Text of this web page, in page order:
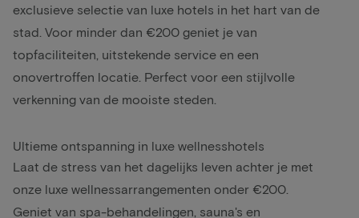
exclusieve selectie van luxe hotels in het hart van de
stad. Voor minder dan €200 geniet je van
topfaciliteiten, uitstekende service en een
onovertroffen locatie. Perfect voor een stijlvolle
verkenning van de mooiste steden.
Ultieme ontspanning in luxe wellnesshotels
Laat de stress van het dagelijks leven achter je met
onze luxe wellnessarrangementen onder €200.
Geniet van spa-behandelingen, sauna's en